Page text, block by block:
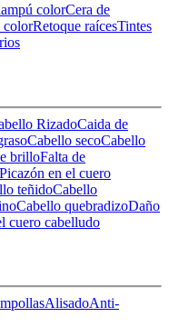
colorCera de
colorRetoque raícesTintes
RizadoCaida de
Cabello secoCabello
brilloFalta de
Picazón en el cuero
teñidoCabello
Cabello quebradizoDaño
cuero cabelludo
AlisadoAnti-